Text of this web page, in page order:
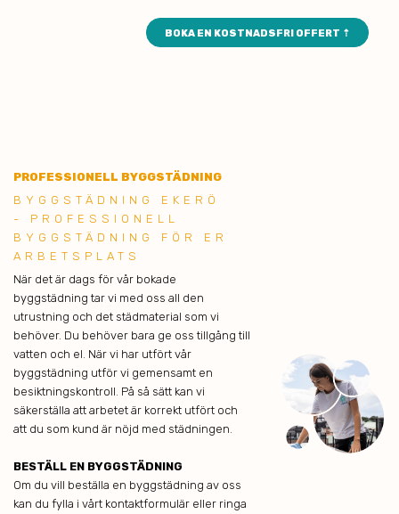
BOKA EN KOSTNADSFRI OFFERT ⇡
PROFESSIONELL BYGGSTÄDNING
BYGGSTÄDNING EKERÖ
- PROFESSIONELL
BYGGSTÄDNING FÖR ER
ARBETSPLATS
När det är dags för vår bokade
byggstädning tar vi med oss all den
utrustning och det städmaterial som vi
behöver. Du behöver bara ge oss tillgång till
vatten och el. När vi har utfört vår
byggstädning utför vi gemensamt en
besiktningskontroll. På så sätt kan vi
säkerställa att arbetet är korrekt utfört och
att du som kund är nöjd med städningen.
BESTÄLL EN BYGGSTÄDNING
Om du vill beställa en byggstädning av oss
kan du fylla i vårt kontaktformulär eller ringa